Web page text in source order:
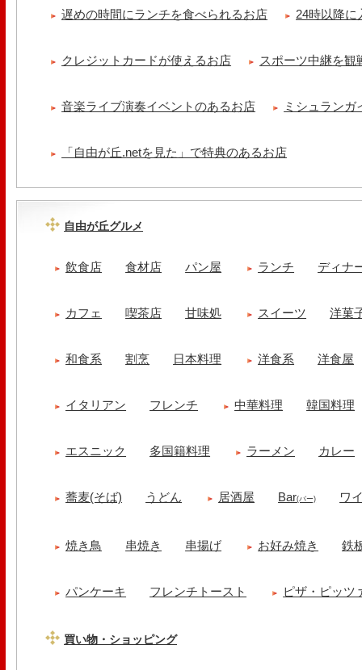
遅めの時間にランチを食べられるお店 24時以降に
クレジットカードが使えるお店 スポーツ中継を観
音楽ライブ演奏イベントのあるお店 ミシュランガ
「自由が丘.netを見た」で特典のあるお店
自由が丘グルメ
飲食店 食材店 パン屋 ランチ ディナ
カフェ 喫茶店 甘味処 スイーツ 洋菓
和食系 割烹 日本料理 洋食系 洋食屋
イタリアン フレンチ 中華料理 韓国料理
エスニック 多国籍料理 ラーメン カレー
蕎麦(そば) うどん 居酒屋 Bar(バー) ワ
焼き鳥 串焼き 串揚げ お好み焼き 鉄
パンケーキ フレンチトースト ピザ・ピッツ
買い物・ショッピング